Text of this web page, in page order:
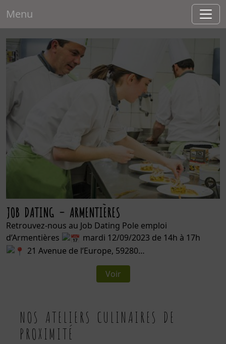
Menu
JOB DATING – ARMENTIÈRES
Retrouvez-nous au Job Dating Pole emploi
d’Armentières
mardi 12/09/2023 de 14h à 17h
21 Avenue de l’Europe, 59280…
Voir
NOS ATELIERS CULINAIRES DE
PROXIMITÉ